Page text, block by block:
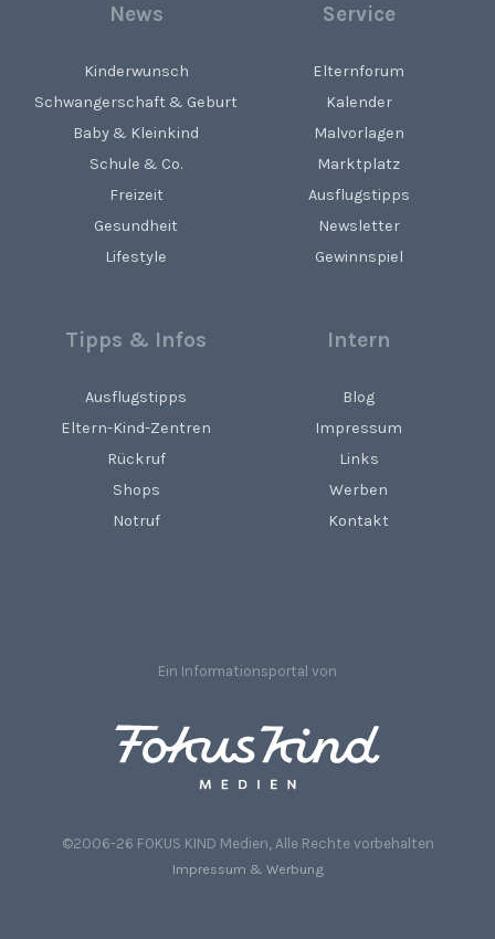
News
Kinderwunsch
Schwangerschaft & Geburt
Baby & Kleinkind
Schule & Co.
Freizeit
Gesundheit
Lifestyle
Service
Elternforum
Kalender
Malvorlagen
Marktplatz
Ausflugstipps
Newsletter
Gewinnspiel
Tipps & Infos
Ausflugstipps
Eltern-Kind-Zentren
Rückruf
Shops
Notruf
Intern
Blog
Impressum
Links
Werben
Kontakt
Ein Informationsportal von
©2006-26 FOKUS KIND Medien, Alle Rechte vorbehalten
Impressum & Werbung